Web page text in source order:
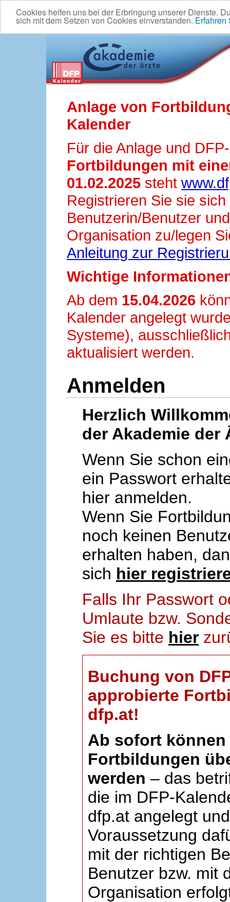
Cookies helfen uns bei der Erbringung unserer Dienste.
sich mit dem Setzen von Cookies einverstanden. Erfahren
Anlage von
Kalender
Für die Anlage und
Fortbildungen mit
01.02.2025 steht
Registrieren Sie sie
Benutzerin/Benutzer
Organisation zu/legen
Anleitung zur
Wichtige
Ab dem 15.04.2026
Kalender angelegt
Systeme),
aktualisiert werden.
Anmelden
Herzlich
der Akademie der
Wenn Sie schon
ein Passwort
hier anmelden.
Wenn Sie
noch keinen
erhalten haben,
sich hier
Falls Ihr Passwort
Umlaute bzw.
Sie es bitte hier
Buchung von
approbierte
dfp.at!
Ab sofort können
Fortbildungen
werden – das
die im DFP-
dfp.at angelegt
Voraussetzung
mit der richtigen
Benutzer bzw. mit
Organisation